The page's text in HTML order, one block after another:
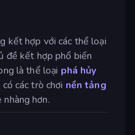
kết hợp với các thể loại
đề kết hợp phổ biến
là thể loại phá hủy
các trò chơi nền tảng
hơn.